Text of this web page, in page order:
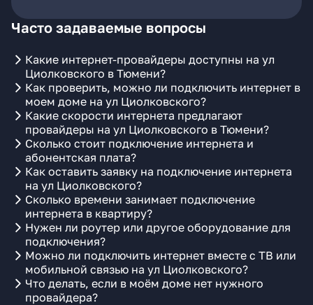
Часто задаваемые вопросы
Какие интернет-провайдеры доступны на ул
Циолковского в Тюмени?
Как проверить, можно ли подключить интернет в
моем доме на ул Циолковского?
Какие скорости интернета предлагают
провайдеры на ул Циолковского в Тюмени?
Сколько стоит подключение интернета и
абонентская плата?
Как оставить заявку на подключение интернета
на ул Циолковского?
Сколько времени занимает подключение
интернета в квартиру?
Нужен ли роутер или другое оборудование для
подключения?
Можно ли подключить интернет вместе с ТВ или
мобильной связью на ул Циолковского?
Что делать, если в моём доме нет нужного
провайдера?